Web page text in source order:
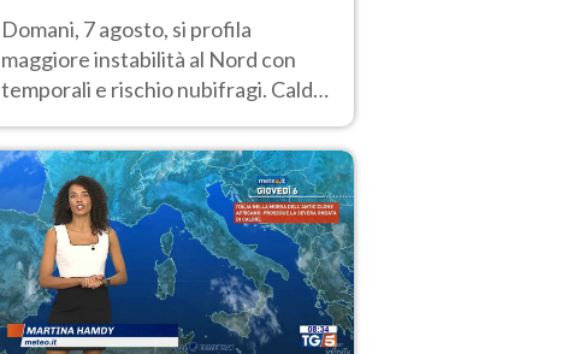
Sud caldo estremo
Domani, 7 agosto, si profila
maggiore instabilità al Nord con
temporali e rischio nubifragi. Caldo
previsioni.